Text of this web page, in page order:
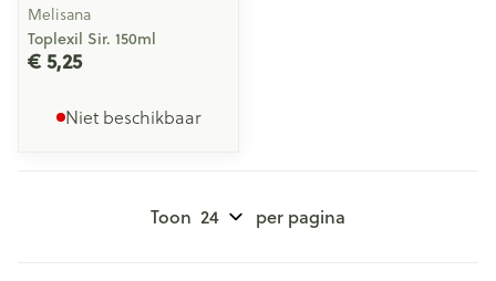
Melisana
Toplexil Sir. 150ml
€ 5,25
Niet beschikbaar
Toon per pagina